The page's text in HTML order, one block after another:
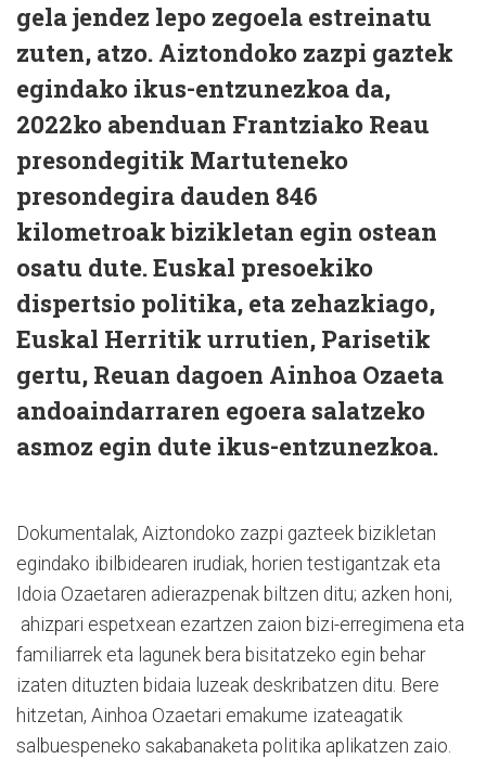
gela jendez lepo zegoela estreinatu
zuten, atzo. Aiztondoko zazpi gaztek
egindako ikus-entzunezkoa da,
2022ko abenduan Frantziako Reau
presondegitik Martuteneko
presondegira dauden 846
kilometroak bizikletan egin ostean
osatu dute. Euskal presoekiko
dispertsio politika, eta zehazkiago,
Euskal Herritik urrutien, Parisetik
gertu, Reuan dagoen Ainhoa Ozaeta
andoaindarraren egoera salatzeko
asmoz egin dute ikus-entzunezkoa.
Dokumentalak, Aiztondoko zazpi gazteek bizikletan
egindako ibilbidearen irudiak, horien testigantzak eta
Idoia Ozaetaren adierazpenak biltzen ditu; azken honi,
ahizpari espetxean ezartzen zaion bizi-erregimena eta
familiarrek eta lagunek bera bisitatzeko egin behar
izaten dituzten bidaia luzeak deskribatzen ditu. Bere
hitzetan, Ainhoa Ozaetari emakume izateagatik
salbuespeneko sakabanaketa politika aplikatzen zaio.